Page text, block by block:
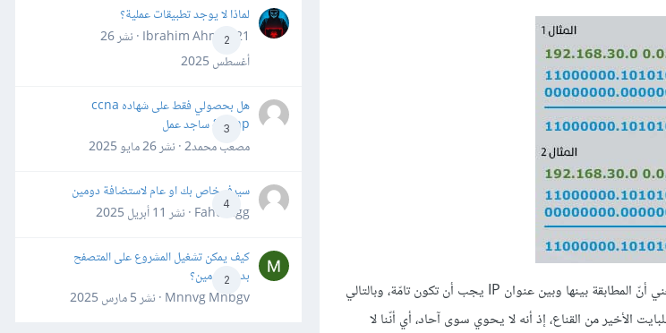
يظهر في المثال الأول أننا البايتات الثلاثة الأولى من قناع محرف البدل تحوي أصفارًا فقط، وهو ما يعني أنّ المطابقة بينها وبين عنوان IP يجب أن تكون تامّة، وبالتالي
الأخير من القناع، إذ أنه لا يحوي سوى آحاد، أي أنّنا لا
2
لماذا لا يوجد تطبيقات عملية؟
Ibrahim Ahmed21 · نشر
26
أغسطس 2025
3
هل بحصولي فقط على شهاده ccna
&ccnp ساجد عمل
مصعب محمد2 · نشر
26 مايو 2025
4
سيرفر خاص بك او عام لاستضافة دومين
Fahd Ggg · نشر
11 أبريل 2025
2
كيف يمكن تشغيل المشروع على المتصفح
بدون دومين؟
Mnnvg Mnbgv · نشر
5 مارس 2025